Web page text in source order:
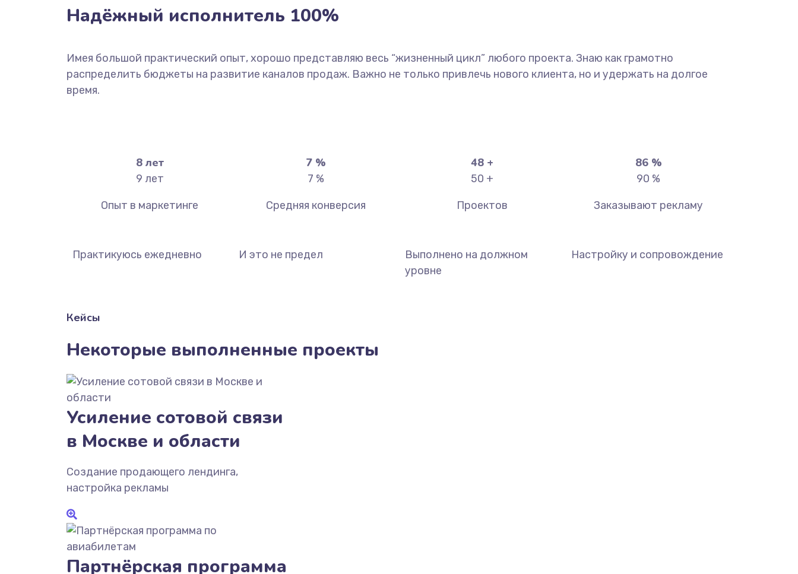
Надёжный исполнитель 100%
Имея большой практический опыт, хорошо представляю весь “жизненный цикл” любого проекта. Знаю как грамотно
распределить бюджеты на развитие каналов продаж. Важно не только привлечь нового клиента, но и удержать на долгое
время.
9лет
9 лет
Опыт в маркетинге
Практикуюсь ежедневно
7 %
7 %
Средняя конверсия
И это не предел
50 +
50 +
Проектов
Выполнено на должном
уровне
90%
90 %
Заказывают рекламу
Настройку и сопровождение
Кейсы
Некоторые выполненные проекты
Усиление сотовой связи
в Москве и области
Создание продающего лендинга,
настройка рекламы
Партнёрская программа